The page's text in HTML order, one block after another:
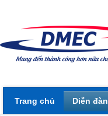
Trang chủ Diễn đàn